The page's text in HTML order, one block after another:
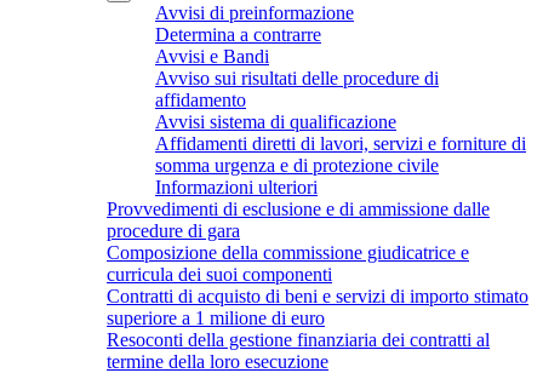
Avvisi di preinformazione
Determina a contrarre
Avvisi e Bandi
Avviso sui risultati delle procedure di
affidamento
Avvisi sistema di qualificazione
Affidamenti diretti di lavori, servizi e forniture di
somma urgenza e di protezione civile
Informazioni ulteriori
Provvedimenti di esclusione e di ammissione dalle
procedure di gara
Composizione della commissione giudicatrice e
curricula dei suoi componenti
Contratti di acquisto di beni e servizi di importo stimato
superiore a 1 milione di euro
Resoconti della gestione finanziaria dei contratti al
termine della loro esecuzione